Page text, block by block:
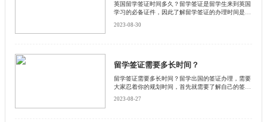
英国留学签证时间多久？留学签证是留学生来到英国
学习的必备证件，因此了解留学签证的办理时间是非
证的办理时间，并提供一些相关的信息和建议。
2023-08-30
留学签证需要多长时间？
留学签证需要多长时间？留学出国的签证办理，需要
大家忍着你的规划时间，首先就需要了解自己的签证
2023-08-27